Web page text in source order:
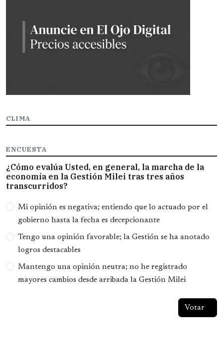
CLIMA
ENCUESTA
¿Cómo evalúa Usted, en general, la marcha de la
economía en la Gestión Milei tras tres años
transcurridos?
Opciones
Mi opinión es negativa; entiendo que lo actuado por el
gobierno hasta la fecha es decepcionante
Tengo una opinión favorable; la Gestión se ha anotado
logros destacables
Mantengo una opinión neutra; no he registrado
mayores cambios desde arribada la Gestión Milei